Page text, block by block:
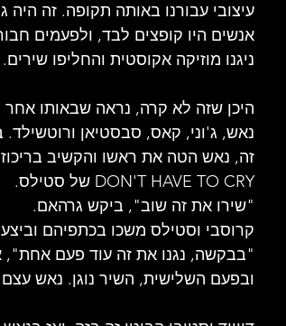
עיצובי עבורנו באותה תקופה. זה
אנשים היו קופצים לבד, ולפעמים
ניגנו מוזיקה אקוסטית והחליפו
היכן שזה לא קרה, נראה שבאותו אחר
נאש, ג'וני, קאס, סבסטיאן ורוטשילד.
DON'T HAVE TO CRY של סטילס.
"שירו את זה שוב", ביקש גרהאם.
קרוסבי וסטילס משכו בכתפיהם
"בבקשה, נגנו את זה עוד פעם
ובפעם השלישית, השיר נוגן. נאש